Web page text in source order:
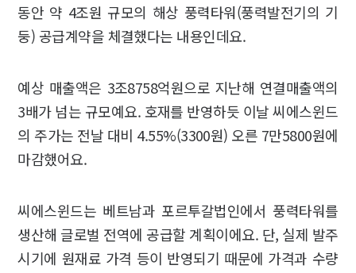
동안 약 4조원 규모의 해상 풍력타워(풍력발전기의 기
둥) 공급계약을 체결했다는 내용인데요.
예상 매출액은 3조8758억원으로 지난해 연결매출액의
3배가 넘는 규모예요. 호재를 반영하듯 이날 씨에스윈드
의 주가는 전날 대비 4.55%(3300원) 오른 7만5800원에
마감했어요.
씨에스윈드는 베트남과 포르투갈법인에서 풍력타워를
생산해 글로벌 전역에 공급할 계획이에요. 단, 실제 발주
시기에 원재료 가격 등이 반영되기 때문에 가격과 수량